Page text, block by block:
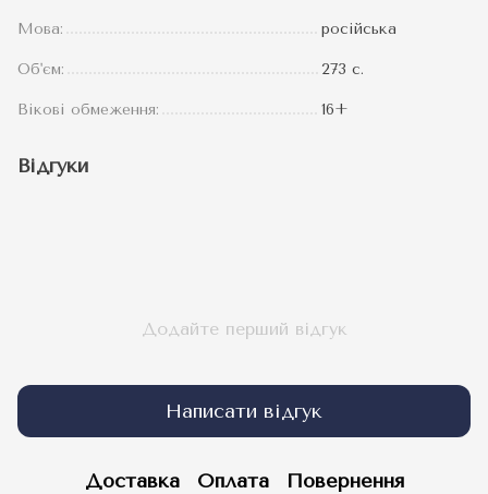
Мова: російська
Об'єм: 273 c.
Вікові обмеження: 16+
Відгуки
Додайте перший відгук
Написати відгук
Доставка Оплата Повернення